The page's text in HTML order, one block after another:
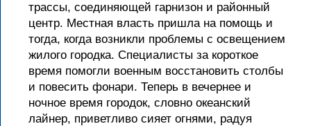
трассы, соединяющей гарнизон и районный
центр. Местная власть пришла на помощь и
тогда, когда возникли проблемы с освещением
жилого городка. Специалисты за короткое
время помогли военным восстановить столбы
и повесить фонари. Теперь в вечернее и
ночное время городок, словно океанский
лайнер, приветливо сияет огнями, радуя